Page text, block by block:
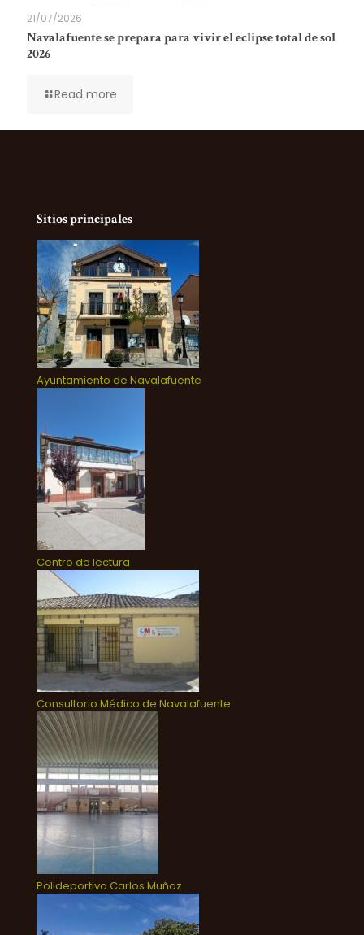
21/07/2026
Navalafuente se prepara para vivir el eclipse total de sol
2026
Read more
Sitios principales
Ayuntamiento de Navalafuente
Centro de lectura
Consultorio Médico de Navalafuente
Polideportivo Carlos Muñoz